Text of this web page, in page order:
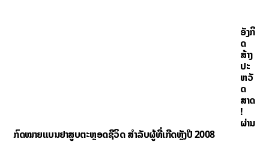
ອັງກິ
ດ
ສ້າງ
ປະ
ຫວັ
ດ
ສາດ
!
ຜ່ານ
ກົດໝາຍແບນຢາສູບຕະຫຼອດຊີວິດ ສຳລັບຜູ້ທີ່ເກີດຫຼັງປີ 2008